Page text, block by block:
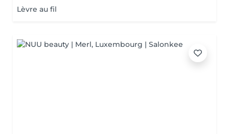
Lèvre au fil